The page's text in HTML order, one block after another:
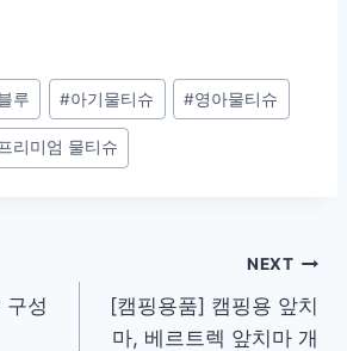
루 #아기물티슈 #영아물티슈
리미엄 물티슈
구성
NEXT
[캠핑용품] 캠핑용 앞치
마, 베르트렉 앞치마 개